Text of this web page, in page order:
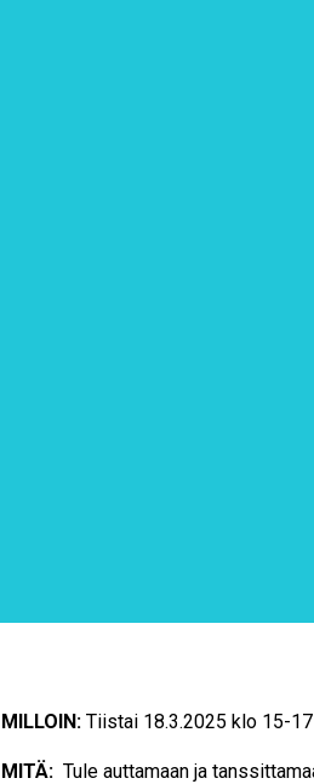
MILLOIN:Tiistai 18.3.2025 klo 15-17
MITÄ: Tule auttamaan ja